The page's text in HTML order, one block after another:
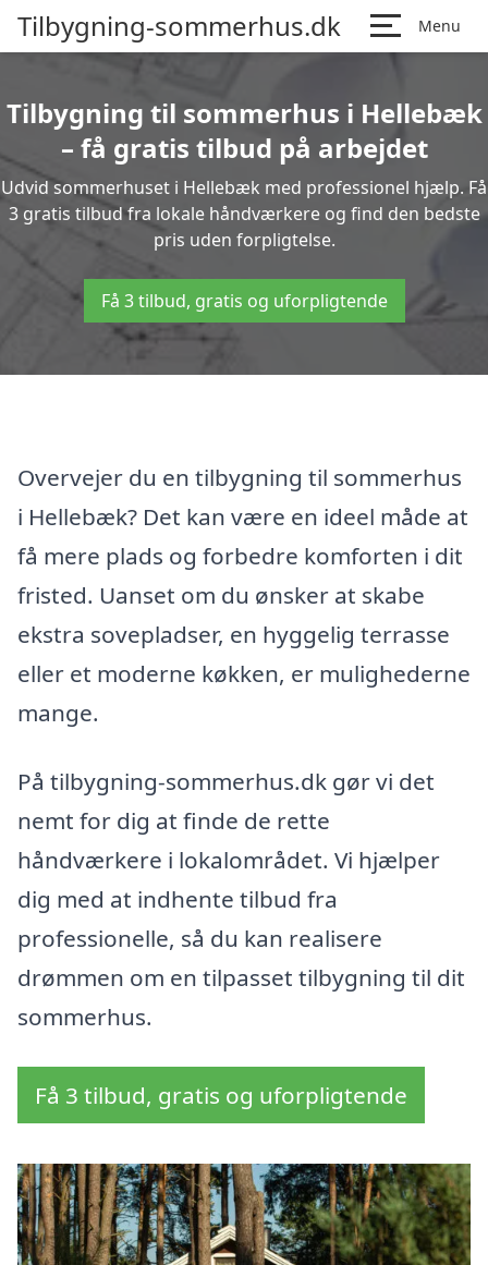
Tilbygning-sommerhus.dk Menu
Tilbygning til sommerhus i Hellebæk
– få gratis tilbud på arbejdet
Udvid sommerhuset i Hellebæk med professionel hjælp. Få
3 gratis tilbud fra lokale håndværkere og find den bedste
pris uden forpligtelse.
Få 3 tilbud, gratis og uforpligtende
Overvejer du en tilbygning til sommerhus
i Hellebæk? Det kan være en ideel måde at
få mere plads og forbedre komforten i dit
fristed. Uanset om du ønsker at skabe
ekstra sovepladser, en hyggelig terrasse
eller et moderne køkken, er mulighederne
mange.
På tilbygning-sommerhus.dk gør vi det
nemt for dig at finde de rette
håndværkere i lokalområdet. Vi hjælper
dig med at indhente tilbud fra
professionelle, så du kan realisere
drømmen om en tilpasset tilbygning til dit
sommerhus.
Få 3 tilbud, gratis og uforpligtende